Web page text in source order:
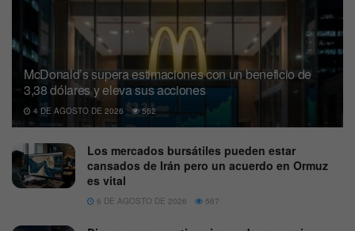
McDonald’s supera estimaciones con un beneficio de
3,38 dólares y eleva sus acciones
4 DE AGOSTO DE 2026 562
Los mercados bursátiles pueden estar
cansados de Irán pero un acuerdo en Ormuz
es vital
6 DE AGOSTO DE 2026 567